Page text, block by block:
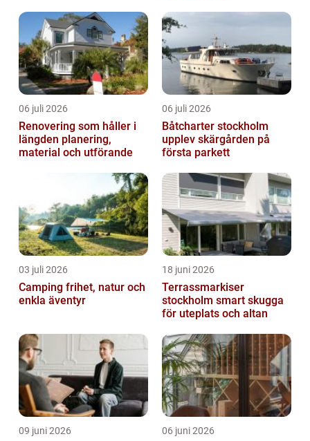
06 juli 2026
Renovering som håller i
längden planering,
material och utförande
06 juli 2026
Båtcharter stockholm
upplev skärgården på
första parkett
03 juli 2026
Camping frihet, natur och
enkla äventyr
18 juni 2026
Terrassmarkiser
stockholm smart skugga
för uteplats och altan
09 juni 2026 06 juni 2026